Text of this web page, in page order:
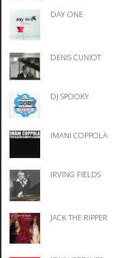
DAY ONE
DENIS CUNIOT
DJ SPOOKY
IMANI COPPOLA
IRVING FIELDS
JACK THE RIPPER